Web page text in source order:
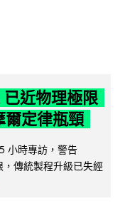
近物理極限
爾定律瓶頸
小時專訪，警告
傳統製程升級已失經